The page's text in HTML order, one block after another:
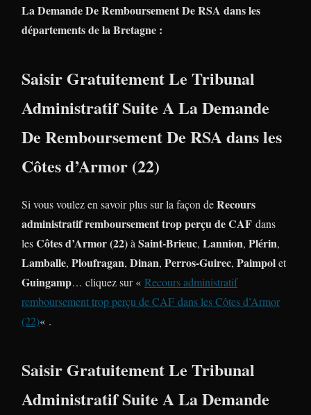
La Demande De Remboursement De RSA dans les
départements de la Bretagne :
Saisir Gratuitement Le Tribunal
Administratif Suite A La Demande
De Remboursement De RSA dans les
Côtes d’Armor (22)
Si vous voulez en savoir plus sur la façon deRecours
administratif remboursement trop perçu de CAF dans
lesCôtes d’Armor (22)à Saint-Brieuc, Lannion, Plérin,
Lamballe, Ploufragan, Dinan, Perros-Guirec, Paimpolet
Guingamp… cliquez sur « Recours administratif
remboursement trop perçu de CAF dans les Côtes d’Armor
(22)« .
Saisir Gratuitement Le Tribunal
Administratif Suite A La Demande